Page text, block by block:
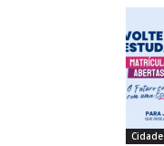
Cidade